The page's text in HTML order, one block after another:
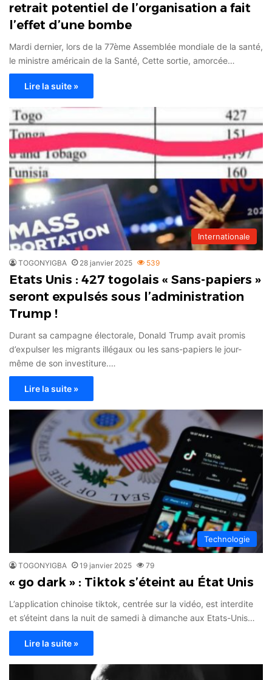
retrait potentiel de l’organisation a fait
l’effet d’une bombe
Mardi dernier, lors de la 77ème Assemblée mondiale de la santé,
le ministre américain de la Santé, Cette sortie, amorcée…
Lire la suite »
Internationale
TOGONYIGBA 28 janvier 2025 539
Etats Unis : 427 togolais « Sans-papiers »
seront expulsés sous l’administration
Trump !
Durant sa campagne électorale, Donald Trump avait promis
d’expulser les migrants illégaux ou les sans-papiers le jour-
même de son investiture.…
Lire la suite »
Technologie
TOGONYIGBA 19 janvier 2025 79
« go dark » : Tiktok s’éteint au État Unis
L’application chinoise tiktok, centrée sur la vidéo, est interdite
et s’éteint dans la nuit de samedi à dimanche aux Etats-Unis…
Lire la suite »